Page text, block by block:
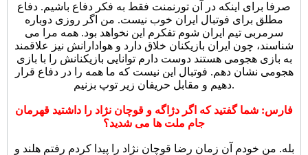
صرفا برای اینکه در آن تورنمنت فقط به فکر دفاع باشیم. دفاع
مطلق برای فوتبال ایران خوب نیست. من اگر روزی دوباره
سرمربی تیم ایران شوم تفکرم این نخواهد بود. همه مرا می
شناسند، چون ایران بازیکنان خلاق دارد و هوادارانش نیز علاقمند
به بازی هجومی هستند دوست دارم توانایی بازیکنانش را با بازی
هجومی نشان دهم. فوتبال این نیست که ما همه را در دفاع قرار
دهیم و مقابل حریفان زیر توپ بزنیم.
فارس: شما گفتید که اگر دژاگه و قوچان نژاد را داشتید قهرمان
جام ملت ها می شدید؟
بله. من خودم آن زمان رضا قوچان نژاد را پیدا کردم رفتم هلند و